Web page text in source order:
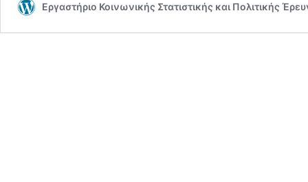
Εργαστήριο Κοινωνικής Στατιστικής και Πολιτικής